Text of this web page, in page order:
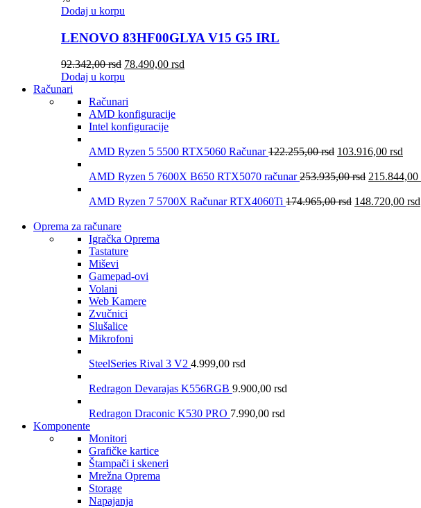
Dodaj u korpu
LENOVO 83HF00GLYA V15 G5 IRL
92.342,00rsd 78.490,00 rsd
Dodaj u korpu
Računari
Računari
AMD konfiguracije
Intel konfiguracije
AMD Ryzen 5 5500 RTX5060 Računar122.255,00rsd 103.916,00 rsd
AMD Ryzen 5 7600X B650 RTX5070 računar253.935,00rsd 215.844,00
AMD Ryzen 7 5700X Računar RTX4060Ti 174.965,00rsd 148.720,00 rsd
Oprema za računare
Igračka Oprema
Tastature
Miševi
Gamepad-ovi
Volani
Web Kamere
Zvučnici
Slušalice
Mikrofoni
SteelSeries Rival 3 V2 4.999,00 rsd
Redragon Devarajas K556RGB 9.900,00 rsd
Redragon Draconic K530 PRO 7.990,00 rsd
Komponente
Monitori
Grafičke kartice
Štampači i skeneri
Mrežna Oprema
Storage
Napajanja